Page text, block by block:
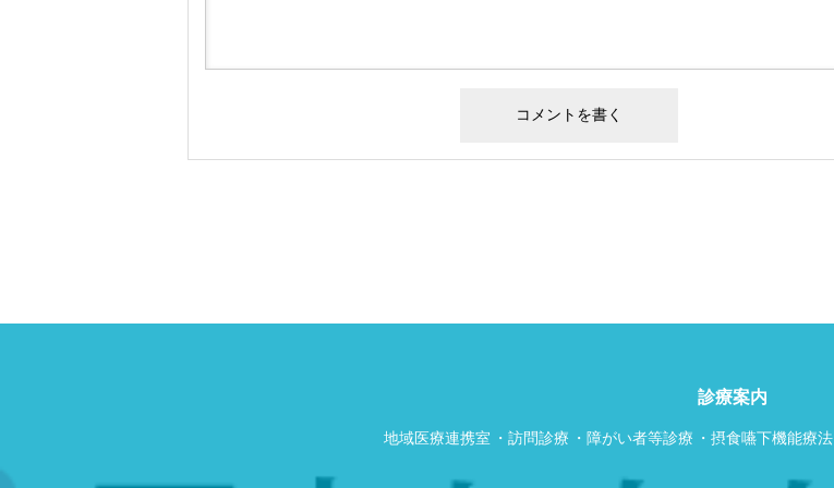
診療案内
地域医療連携室 訪問診療 障がい者等診療 摂食嚥下機能療法